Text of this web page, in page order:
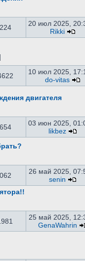
20 июл 2025,
Rikki
10 июл 2025,
do-vitas
двигателя
03 июн 2025,
likbez
26 май 2025,
senin
25 май 2025,
GenaWahrin